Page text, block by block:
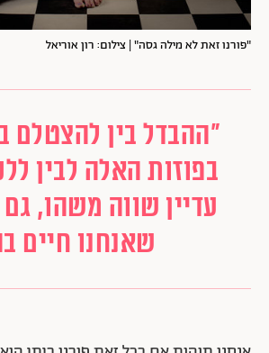
"פורנו זאת לא מילה גסה"| צילום: רון אוריאל
"ההבדל בין להצטלם
בפוזות האלה לבין
עדיין שווה משהו,
שאנחנו חיים